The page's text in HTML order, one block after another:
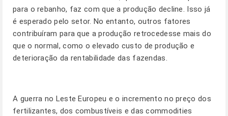
para o rebanho, faz com que a produção decline. Isso já
é esperado pelo setor. No entanto, outros fatores
contribuíram para que a produção retrocedesse mais do
que o normal, como o elevado custo de produção e
deterioração da rentabilidade das fazendas.
A guerra no Leste Europeu e o incremento no preço dos
fertilizantes, dos combustíveis e das commodities